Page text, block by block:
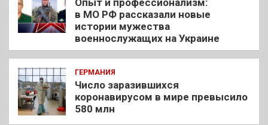
Опыт и профессионализм:
в МО РФ рассказали новые
истории мужества
военнослужащих на Украине
ГЕРМАНИЯ
Число заразившихся
коронавирусом в мире превысило
580 млн